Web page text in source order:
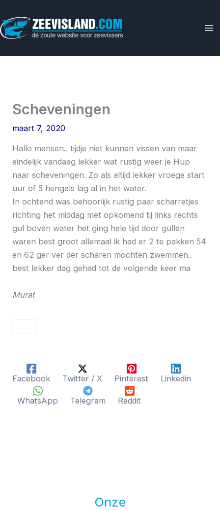
naar
de
Scheveningen
maart 7, 2020
Hallo mensen.. tijdje niet kunnen vissen van maar
eindelijk vandaag lekker wat rustig weer je Hup
naar scheveningen. Zo als altijd lekker vroege start
uur of 5 hengels lag al in het water.
In ochtend was behoorlijk rustig paar scharretjes
richting het middag met opkomend tij links rechts
gul boven water het ging hele tijd door gullen
waren best groot allemaal ik had er 2 te pakken 54
en 62 ger ver der scharen mochten zwemmen..
best lekker dag gehad tot de volgende keer ma
Murat
Facebook Twitter / X Pinterest Linkedin
WhatsApp Telegram Reddit
Onze